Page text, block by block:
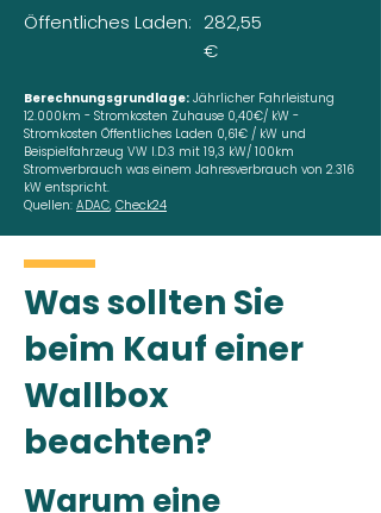
Öffentliches Laden: 282,55
€
Berechnungsgrundlage: Jährlicher Fahrleistung
12.000km - Stromkosten Zuhause 0,40€/ kW -
Stromkosten Öffentliches Laden 0,61€ / kW und
Beispielfahrzeug VW I.D.3 mit 19,3 kW/ 100km
Stromverbrauch was einem Jahresverbrauch von 2.316
kW entspricht.
Quellen: ADAC, Check24
Was sollten Sie
beim Kauf einer
Wallbox
beachten?
Warum eine